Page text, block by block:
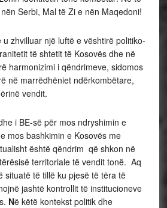
Serbi, Mal të Zi e nën Maqedoni!
zhvilluar një luftë e vështirë politiko-
të shtetit të Kosovës dhe në
harmonizimi i qëndrimeve, sidomos
në marrëdhëniet ndërkombëtare,
vendit.
i BE-së për mos ndryshimin e
mos bashkimin e Kosovës me
është qëndrim që shkon në
territoriale të vendit tonë. Aq
situatë të tillë ku pjesë të tëra të
jashtë kontrollit të institucioneve
Në këtë kontekst politik dhe